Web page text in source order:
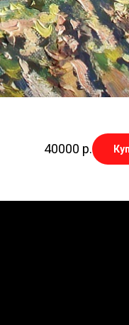
40000 р.